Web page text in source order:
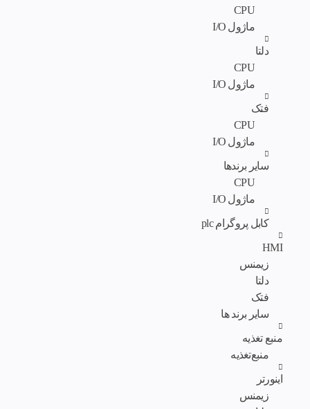
CPU
ماژول I/O
دلتا
CPU
ماژول I/O
فتک
CPU
ماژول I/O
سایر برندها
CPU
ماژول I/O
کابل پروگرام plc
HMI
زیمنس
دلتا
فتک
سایر برند ها
منبع تغذیه
منبع‌تغذیه
اینورتر
زیمنس